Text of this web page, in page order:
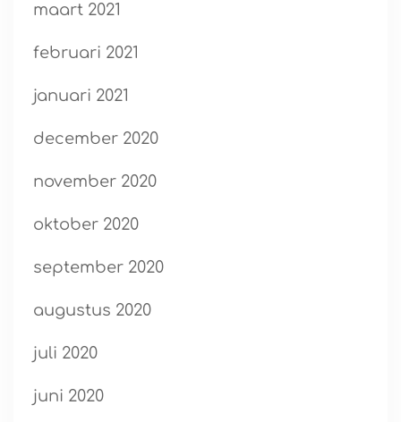
maart 2021
februari 2021
januari 2021
december 2020
november 2020
oktober 2020
september 2020
augustus 2020
juli 2020
juni 2020